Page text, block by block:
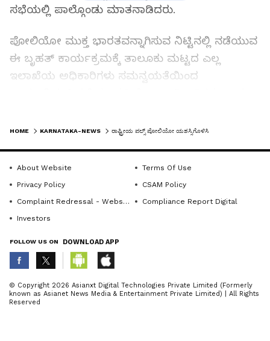
ಸಭೆಯಲ್ಲಿ ಪಾಲ್ಗೊಂಡು ಮಾತನಾಡಿದರು.
ಪೋಲಿಯೋ ಮುಕ್ತ ಭಾರತವನ್ನಾಗಿಸುವ ನಿಟ್ಟಿನಲ್ಲಿ ನಡೆಯುವ
ಈ ಬೃಹತ್ ಕಾರ್ಯಕ್ರಮಕ್ಕೆ ತಾಲೂಕು ಮಟ್ಟದ ಎಲ್ಲ
ಇಲಾಖೆಯ ಅಧಿಕಾರಿಗಳು ಸಮನ್ವಯತೆಯಿಂದ
ಪೋಲಿಯೋ ಕಾರ್ಯಕ್ರಮವನ್ನು ಯಶಸ್ವಿಗೊಳಿಸಬೇಕು ಎಂದು
ವರ್ಷದೊಳಗಿನ ಒಟ್ಟು 13,648 ಮಕ್ಕಳಿಗೆ ಎರಡು ಹನಿ
ಪೋಲಿಯೋ ಲಸಿಕೆ ಹಾಕುವ ಗುರಿ ಹೊಂದಲಾಗಿದೆ. ಇದಕ್ಕಾಗಿ
ಸ್ಥಾಪಿಸಲಾಗಿದ್ದು, ಒಟ್ಟು 396 ಸದಸ್ಯರು ಈ ಅಭಿಯಾನದಲ್ಲಿ
ABOUT THE AUTHOR
K KannadaprabhaNewsNetwork
HOME KARNATAKA-NEWS ರಾಷ್ಟ್ರೀಯ ಪಲ್ಸ್ ಪೋಲಿಯೋ ಯಶಸ್ಸಿಗೊಳಿಸಿ
About Website
Terms Of Use
Privacy Policy
CSAM Policy
Complaint Redressal - Website
Compliance Report Digital
Investors
FOLLOW US ON DOWNLOAD APP
© Copyright 2026 Asianxt Digital Technologies Private Limited (Formerly
known as Asianet News Media & Entertainment Private Limited) | All Rights
Reserved